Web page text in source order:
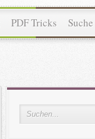
PDF Tricks Suche